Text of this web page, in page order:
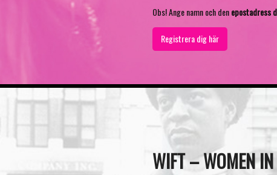
Obs! Ange namn och denepostadress
Registrera dig här
WIFT – WOMEN